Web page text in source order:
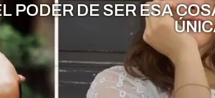
PODER DE SER ESA